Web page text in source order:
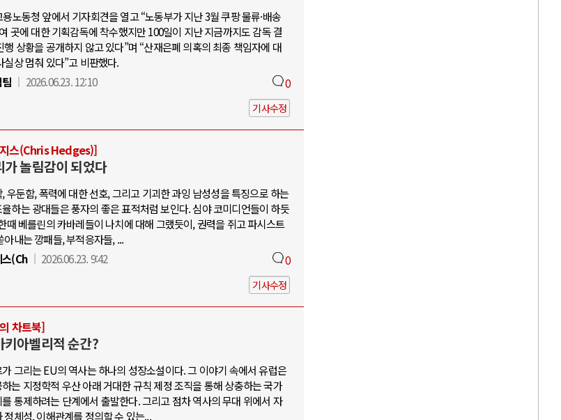
노동청 앞에서 기자회견을 열고 “노동부가 지난 3월 쿠팡 물류·배송
곳에 대한 기획감독에 착수했지만 100일이 지난 지금까지도 감독 결
행 상황을 공개하지 않고 있다”며 “산재은폐 의혹의 최종 책임자에 대
실상 멈춰 있다”고 비판했다.
2026.06.23. 12:10 0
기사수정
스(Chris Hedges)]
가 놀림감이 되었다
우둔함, 폭력에 대한 선호, 그리고 기괴한 과잉 남성성을 특징으로 하는
하는 광대들은 풍자의 좋은 표적처럼 보인다. 심야 코미디언들이 하듯
때 베를린의 카바레들이 나치에 대해 그랬듯이, 권력을 쥐고 파시스트
아내는 깡패들, 부적응자들, ...
(Ch
2026.06.23. 9:42 0
기사수정
차트북]
키아벨리적 순간?
그리는 EU의 역사는 하나의 성장소설이다. 그 이야기 속에서 유럽은
는 지정학적 우산 아래 거대한 규칙 제정 조직을 통해 상충하는 국가
통제하려는 단계에서 출발한다. 그리고 점차 역사의 무대 위에서 자
정체성, 이해관계를 정의할 수 있는...